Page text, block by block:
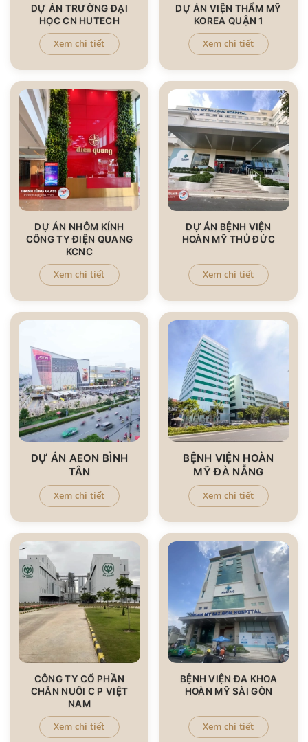
DỰ ÁN TRƯỜNG ĐẠI
HỌC CN HUTECH
Xem chi tiết
DỰ ÁN VIỆN THẨM MỸ
KOREA QUẬN 1
Xem chi tiết
DỰ ÁN NHÔM KÍNH
CÔNG TY ĐIỆN QUANG
KCNC
Xem chi tiết
DỰ ÁN BỆNH VIỆN
HOÀN MỸ THỦ ĐỨC
Xem chi tiết
DỰ ÁN AEON BÌNH
TÂN
Xem chi tiết
BỆNH VIỆN HOÀN
MỸ ĐÀ NẴNG
Xem chi tiết
CÔNG TY CỔ PHẦN
CHĂN NUÔI C P VIỆT
NAM
Xem chi tiết
BỆNH VIỆN ĐA KHOA
HOÀN MỸ SÀI GÒN
Xem chi tiết